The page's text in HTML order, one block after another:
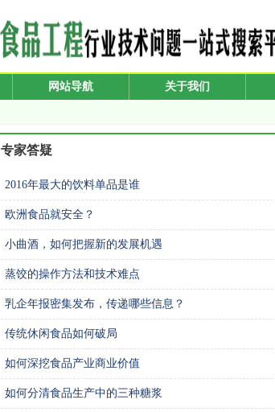
网站导航 关于我们
专家答疑
2016年最大的饮料单品是谁
欧洲食品就安全？
小曲酒，如何把握新的发展机遇
蒸饺的操作方法和技术难点
乳企年报密集发布，传递哪些信息？
传统休闲食品如何破局
如何深挖食品产业商业价值
如何分清食品生产中的三种糖浆